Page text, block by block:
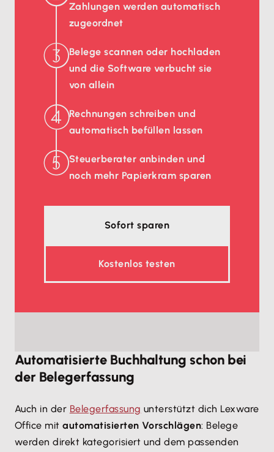
Zahlungen werden automatisch
zugeordnet
Belege scannen oder hochladen
und die Software verbucht sie
von allein
Rechnungen schreiben und
automatisch befüllen lassen
Steuerberater anbinden und
noch mehr Papierkram sparen
Sofort sparen
Kostenlos testen
Automatisierte Buchhaltung schon bei
der Belegerfassung
Auch in der Belegerfassung unterstützt dich Lexware
Office mitautomatisierten Vorschlägen: Belege
werden direkt kategorisiert und dem passenden